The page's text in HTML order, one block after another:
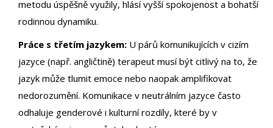
metodu úspěšně využily, hlásí vyšší spokojenost a bohatší
rodinnou dynamiku.
Práce s třetím jazykem: U párů komunikujících v cizím
jazyce (např. angličtině) terapeut musí být citlivý na to, že
jazyk může tlumit emoce nebo naopak amplifikovat
nedorozumění. Komunikace v neutrálním jazyce často
odhaluje genderové i kulturní rozdíly, které by v